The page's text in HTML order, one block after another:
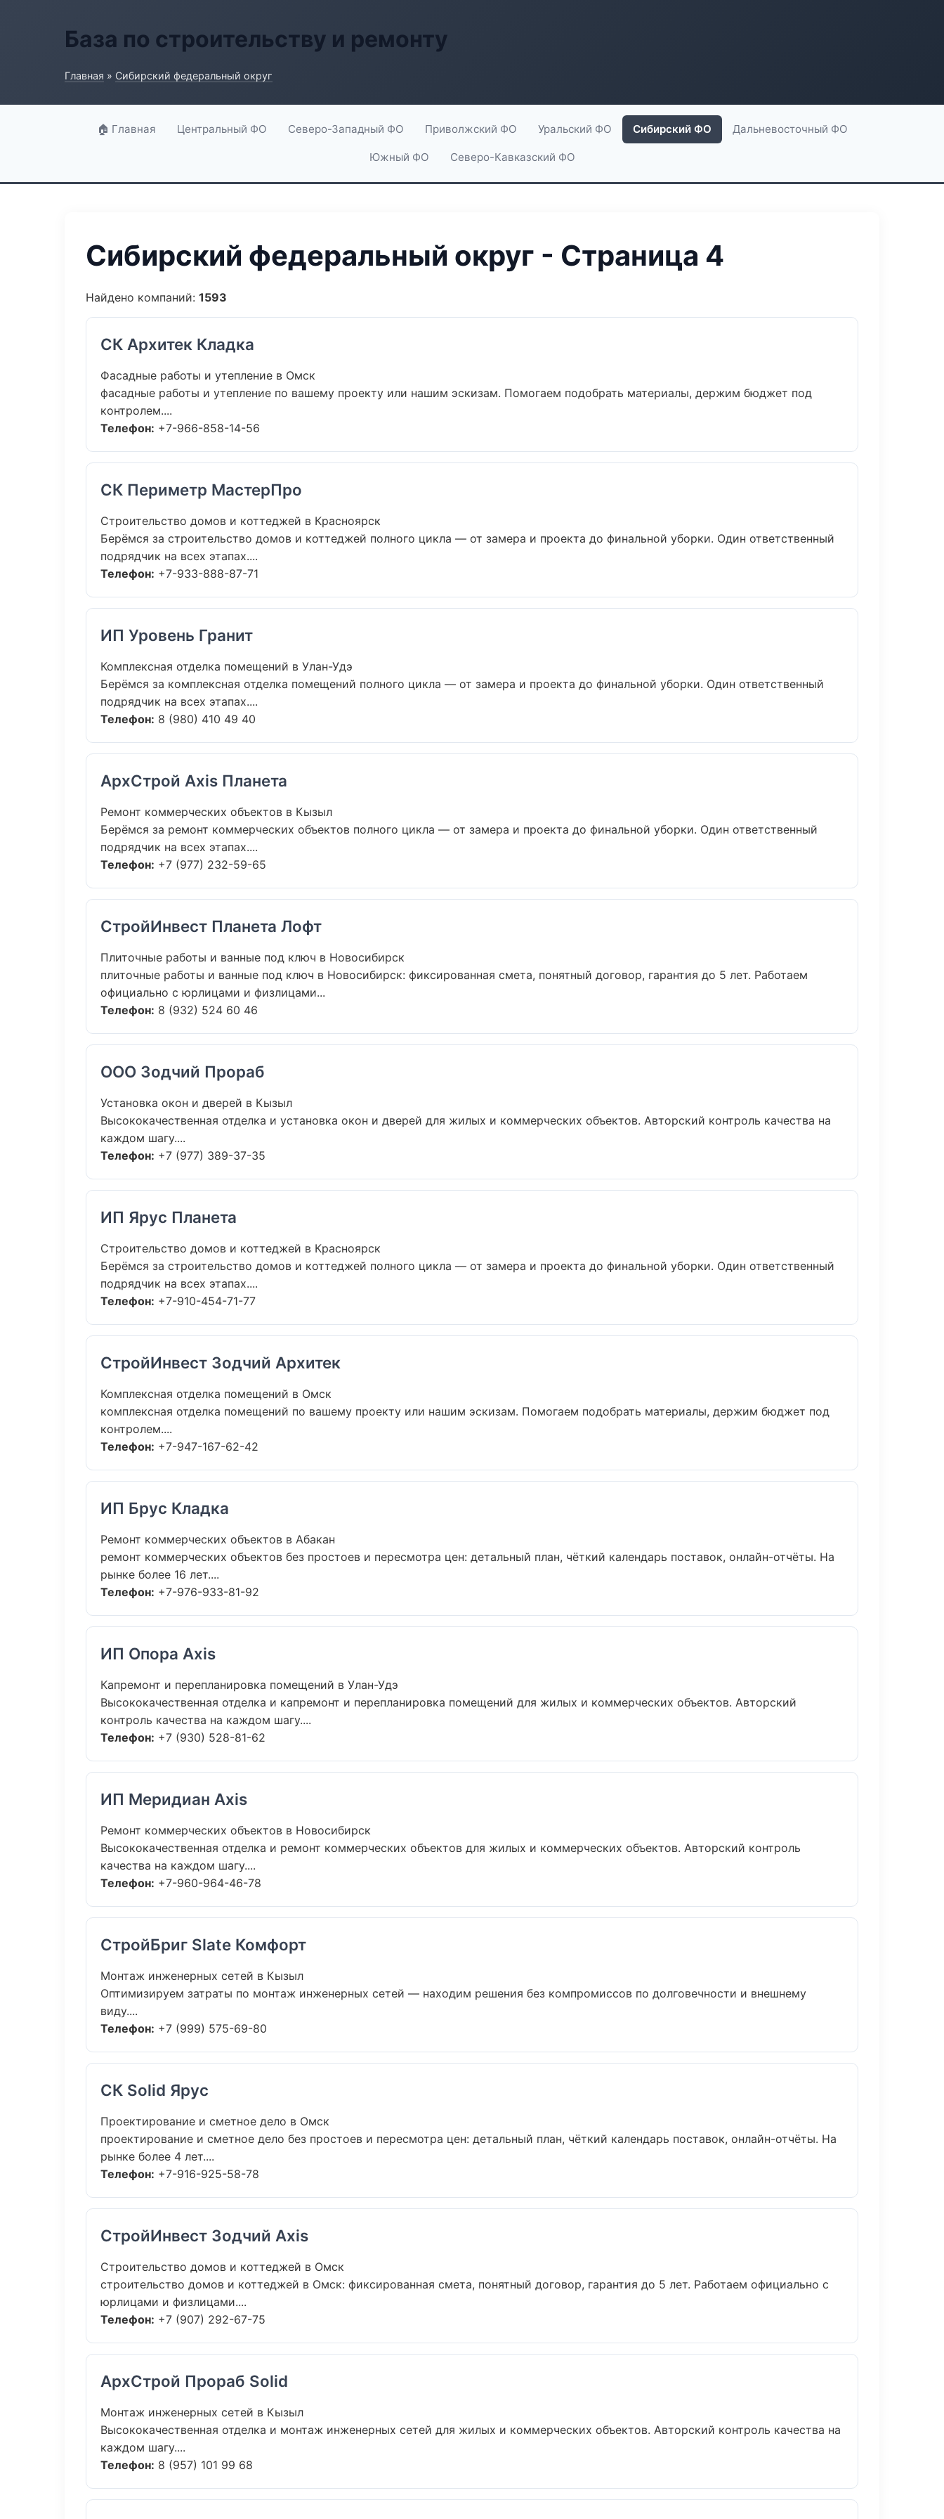
База по строительству и ремонту
Главная » Сибирский федеральный округ
🏠 Главная Центральный ФО Северо-Западный ФО Приволжский ФО Уральский ФО Сибирский ФО Дальневосточный ФО
Южный ФО Северо-Кавказский ФО
Сибирский федеральный округ - Страница 4
Найдено компаний: 1593
СК Архитек Кладка
Фасадные работы и утепление в Омск
фасадные работы и утепление по вашему проекту или нашим эскизам. Помогаем подобрать материалы, держим бюджет под
контролем....
Телефон: +7-966-858-14-56
СК Периметр МастерПро
Строительство домов и коттеджей в Красноярск
Берёмся за строительство домов и коттеджей полного цикла — от замера и проекта до финальной уборки. Один ответственный
подрядчик на всех этапах....
Телефон: +7-933-888-87-71
ИП Уровень Гранит
Комплексная отделка помещений в Улан-Удэ
Берёмся за комплексная отделка помещений полного цикла — от замера и проекта до финальной уборки. Один ответственный
подрядчик на всех этапах....
Телефон: 8 (980) 410 49 40
АрхСтрой Axis Планета
Ремонт коммерческих объектов в Кызыл
Берёмся за ремонт коммерческих объектов полного цикла — от замера и проекта до финальной уборки. Один ответственный
подрядчик на всех этапах....
Телефон: +7 (977) 232-59-65
СтройИнвест Планета Лофт
Плиточные работы и ванные под ключ в Новосибирск
плиточные работы и ванные под ключ в Новосибирск: фиксированная смета, понятный договор, гарантия до 5 лет. Работаем
официально с юрлицами и физлицами...
Телефон: 8 (932) 524 60 46
ООО Зодчий Прораб
Установка окон и дверей в Кызыл
Высококачественная отделка и установка окон и дверей для жилых и коммерческих объектов. Авторский контроль качества на
каждом шагу....
Телефон: +7 (977) 389-37-35
ИП Ярус Планета
Строительство домов и коттеджей в Красноярск
Берёмся за строительство домов и коттеджей полного цикла — от замера и проекта до финальной уборки. Один ответственный
подрядчик на всех этапах....
Телефон: +7-910-454-71-77
СтройИнвест Зодчий Архитек
Комплексная отделка помещений в Омск
комплексная отделка помещений по вашему проекту или нашим эскизам. Помогаем подобрать материалы, держим бюджет под
контролем....
Телефон: +7-947-167-62-42
ИП Брус Кладка
Ремонт коммерческих объектов в Абакан
ремонт коммерческих объектов без простоев и пересмотра цен: детальный план, чёткий календарь поставок, онлайн-отчёты. На
рынке более 16 лет....
Телефон: +7-976-933-81-92
ИП Опора Axis
Капремонт и перепланировка помещений в Улан-Удэ
Высококачественная отделка и капремонт и перепланировка помещений для жилых и коммерческих объектов. Авторский
контроль качества на каждом шагу....
Телефон: +7 (930) 528-81-62
ИП Меридиан Axis
Ремонт коммерческих объектов в Новосибирск
Высококачественная отделка и ремонт коммерческих объектов для жилых и коммерческих объектов. Авторский контроль
качества на каждом шагу....
Телефон: +7-960-964-46-78
СтройБриг Slate Комфорт
Монтаж инженерных сетей в Кызыл
Оптимизируем затраты по монтаж инженерных сетей — находим решения без компромиссов по долговечности и внешнему
виду....
Телефон: +7 (999) 575-69-80
СК Solid Ярус
Проектирование и сметное дело в Омск
проектирование и сметное дело без простоев и пересмотра цен: детальный план, чёткий календарь поставок, онлайн-отчёты. На
рынке более 4 лет....
Телефон: +7-916-925-58-78
СтройИнвест Зодчий Axis
Строительство домов и коттеджей в Омск
строительство домов и коттеджей в Омск: фиксированная смета, понятный договор, гарантия до 5 лет. Работаем официально с
юрлицами и физлицами....
Телефон: +7 (907) 292-67-75
АрхСтрой Прораб Solid
Монтаж инженерных сетей в Кызыл
Высококачественная отделка и монтаж инженерных сетей для жилых и коммерческих объектов. Авторский контроль качества на
каждом шагу....
Телефон: 8 (957) 101 99 68